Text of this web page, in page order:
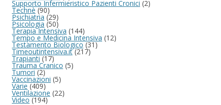
Supporto Infermieristico Pazienti Cronici (2)
Technè(90)
Psichiatria (29)
Psicologia (50)
Terapia Intensiva (144)
Tempo e Medicina Intensiva (12)
Testamento Biologico(31)
Timeoutintensiva.it(217)
Trapianti(17)
Trauma Cranico (5)
Tumori(2)
Vaccinazioni (5)
Varie(409)
Ventilazione (22)
Video(194)